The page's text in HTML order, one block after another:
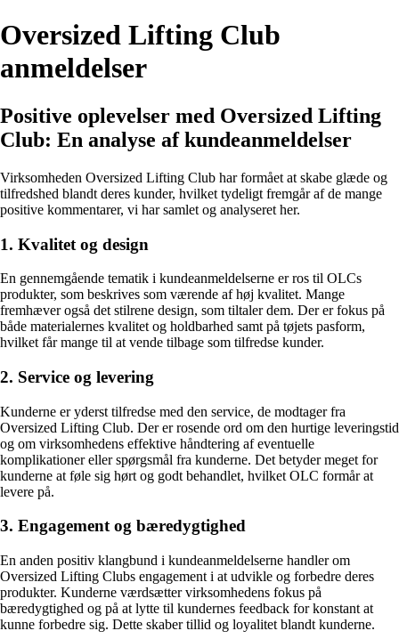
Oversized Lifting Club
anmeldelser
Positive oplevelser med Oversized Lifting
Club: En analyse af kundeanmeldelser
Virksomheden Oversized Lifting Club har formået at skabe glæde og
tilfredshed blandt deres kunder, hvilket tydeligt fremgår af de mange
positive kommentarer, vi har samlet og analyseret her.
1. Kvalitet og design
En gennemgående tematik i kundeanmeldelserne er ros til OLCs
produkter, som beskrives som værende af høj kvalitet. Mange
fremhæver også det stilrene design, som tiltaler dem. Der er fokus på
både materialernes kvalitet og holdbarhed samt på tøjets pasform,
hvilket får mange til at vende tilbage som tilfredse kunder.
2. Service og levering
Kunderne er yderst tilfredse med den service, de modtager fra
Oversized Lifting Club. Der er rosende ord om den hurtige leveringstid
og om virksomhedens effektive håndtering af eventuelle
komplikationer eller spørgsmål fra kunderne. Det betyder meget for
kunderne at føle sig hørt og godt behandlet, hvilket OLC formår at
levere på.
3. Engagement og bæredygtighed
En anden positiv klangbund i kundeanmeldelserne handler om
Oversized Lifting Clubs engagement i at udvikle og forbedre deres
produkter. Kunderne værdsætter virksomhedens fokus på
bæredygtighed og på at lytte til kundernes feedback for konstant at
kunne forbedre sig. Dette skaber tillid og loyalitet blandt kunderne.